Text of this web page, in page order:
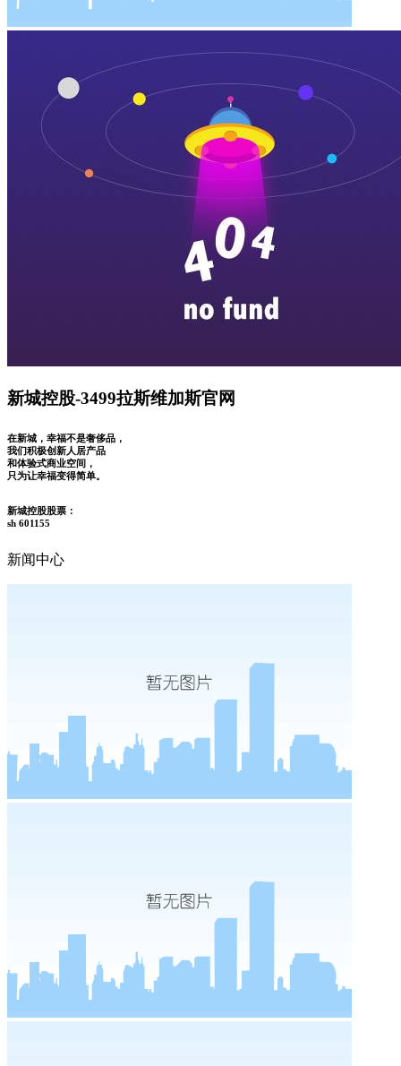
新城控股-3499拉斯维加斯官网
在新城，幸福不是奢侈品，
我们积极创新人居产品
和体验式商业空间，
只为让幸福变得简单。
新城控股股票：
sh 601155
新闻中心